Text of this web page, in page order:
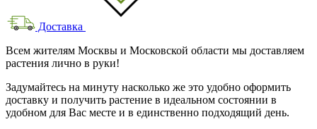
Доставка
Всем жителям Москвы и Московской области мы доставляем
растения лично в руки!
Задумайтесь на минуту насколько же это удобно оформить
доставку и получить растение в идеальном состоянии в
удобном для Вас месте и в единственно подходящий день.